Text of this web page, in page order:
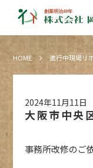
HOME 進行中現場リ
2024年11月11日
大阪市中央
事務所改修のご